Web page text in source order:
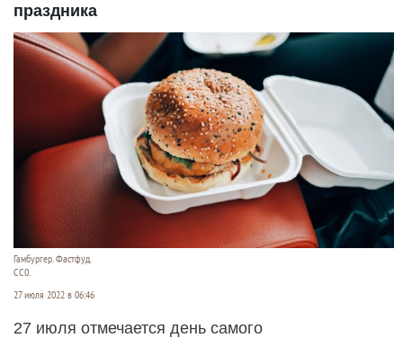
праздника
Гамбургер. Фастфуд.
CC0.
27 июля 2022 в 06:46
27 июля отмечается день самого